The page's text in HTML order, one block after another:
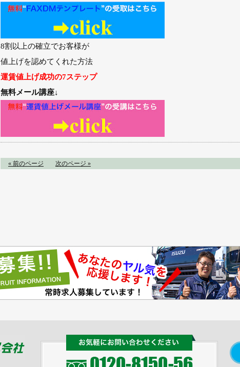
8割以上の確立でお客様が
値上げを認めてくれた方法
運賃値上げ成功の7ステップ
無料メール講座↓
« 前のページ 次のページ »